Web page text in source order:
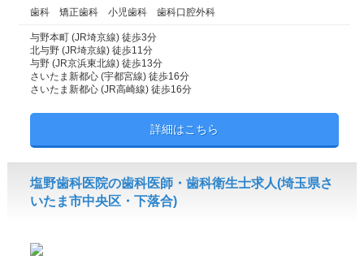
歯科 矯正歯科 小児歯科 歯科口腔外科
与野本町 (JR埼京線) 徒歩3分
北与野 (JR埼京線) 徒歩11分
与野 (JR京浜東北線) 徒歩13分
さいたま新都心 (宇都宮線) 徒歩16分
さいたま新都心 (JR高崎線) 徒歩16分
詳細はこちら
塩野歯科医院の歯科医師・歯科衛生士求人(埼玉県さ
いたま市中央区・下落合)